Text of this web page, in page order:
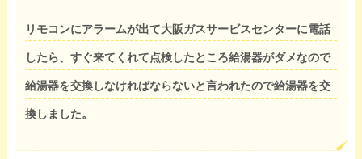
リモコンにアラームが出て大阪ガスサービスセンターに電話
したら、すぐ来てくれて点検したところ給湯器がダメなので
給湯器を交換しなければならないと言われたので給湯器を交
換しました。